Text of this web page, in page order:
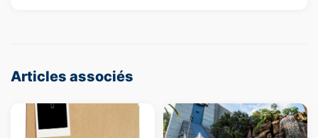
Articles associés